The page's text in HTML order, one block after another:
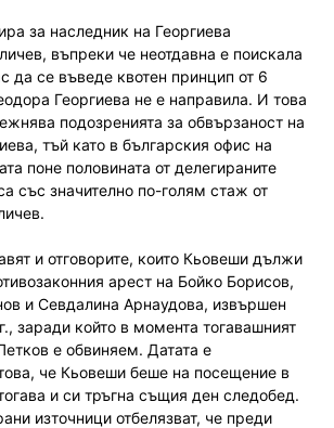
за наследник на Георгиева
въпреки че неотдавна е поискала
да се въведе квотен принцип от 6
Георгиева не е направила. И това
подозренията за обвързаност на
тъй като в българския офис на
поне половината от делегираните
със значително по-голям стаж от
и отговорите, които Кьовеши дължи
арест на Бойко Борисов,
и Севдалина Арнаудова, извършен
заради който в момента тогавашният
е обвиняем. Датата е
че Кьовеши беше на посещение в
и си тръгна същия ден следобед.
източници отбелязват, че преди